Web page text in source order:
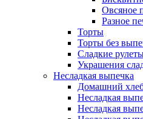
Овсяное
Разное
Торты
Торты без
Сладкие
Украшения
Несладкая выпечка
Домашний
Несладкая
Несладкая